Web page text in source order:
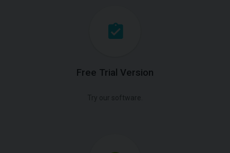
Free Trial Version